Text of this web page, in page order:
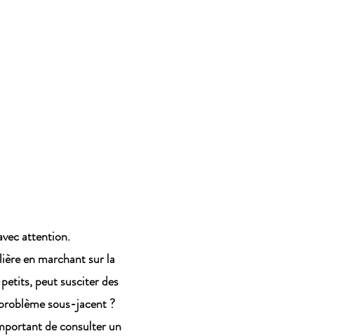
attention.
en marchant sur la
peut susciter des
sous-jacent ?
de consulter un